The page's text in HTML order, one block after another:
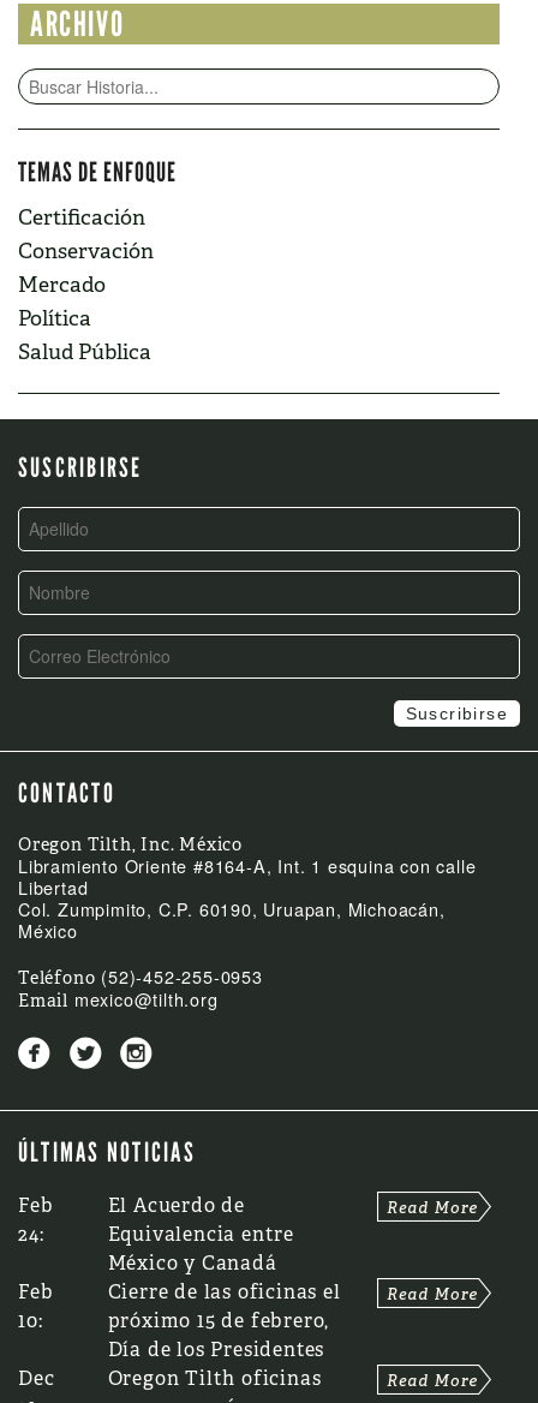
ARCHIVO
TEMAS DE ENFOQUE
Certificación
Conservación
Mercado
Política
Salud Pública
SUSCRIBIRSE
CONTACTO
Oregon Tilth, Inc. México
Libramiento Oriente #8164-A, Int. 1 esquina con calle
Libertad
Col. Zumpimito, C.P. 60190, Uruapan, Michoacán,
México
Teléfono (52)-452-255-0953
Email mexico@tilth.org
  
ÚLTIMAS NOTICIAS
Feb
24:
El Acuerdo de
Equivalencia entre
México y Canadá
Feb
10:
Cierre de las oficinas el
próximo 15 de febrero,
Día de los Presidentes
Dec
Oregon Tilth oficinas